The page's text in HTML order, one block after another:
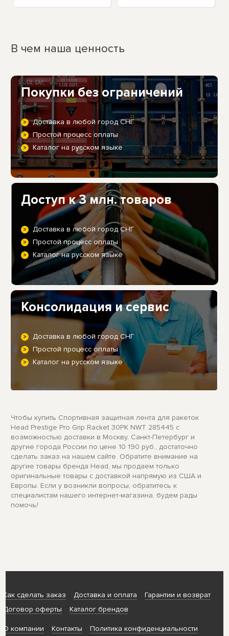
В чем наша ценность
Покупки без ограничений
Доставка в любой город СНГ
Простой процесс оплаты
Каталог на русском языке
Доступ к 3 млн. товаров
Доставка в любой город СНГ
Простой процесс оплаты
Каталог на русском языке
Консолидация и сервис
Доставка в любой город СНГ
Простой процесс оплаты
Каталог на русском языке
Чтобы купить Спортивная защитная лента для ракеток
Head Prestige Pro Grip Racket 30PK NWT 285445 с
возможностью доставки в Москву, Санкт-Петербург и
другие города России по цене 10 190 руб., достаточно
сделать заказ на нашем сайте. Обратите внимание на
другие товары бренда Head, мы продаем только
оригинальные товары с доставкой напрямую из США и
Европы. Если у возникли вопросы, обратитесь к
специалистам нашего интернет-магазина, будем рады
помочь!
Как сделать заказ Доставка и оплата
Гарантии и возврат
Договор оферты
Каталог брендов
О компании Контакты Политика конфиденциальности